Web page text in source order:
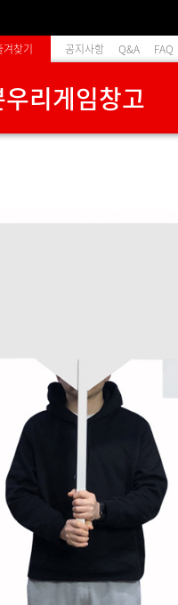
겨찾기 공지사항 Q&A FAQ
리게임창고